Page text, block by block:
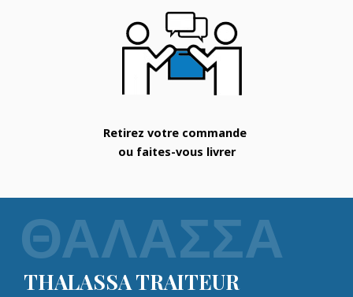
Retirez votre commande
ou faites-vous livrer
THALASSA TRAITEUR